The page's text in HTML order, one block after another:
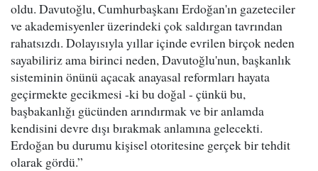
oldu. Davutoğlu, Cumhurbaşkanı Erdoğan'ın gazeteciler
ve akademisyenler üzerindeki çok saldırgan tavrından
rahatsızdı. Dolayısıyla yıllar içinde evrilen birçok neden
sayabiliriz ama birinci neden, Davutoğlu'nun, başkanlık
sisteminin önünü açacak anayasal reformları hayata
geçirmekte gecikmesi -ki bu doğal - çünkü bu,
başbakanlığı gücünden arındırmak ve bir anlamda
kendisini devre dışı bırakmak anlamına gelecekti.
Erdoğan bu durumu kişisel otoritesine gerçek bir tehdit
olarak gördü.”